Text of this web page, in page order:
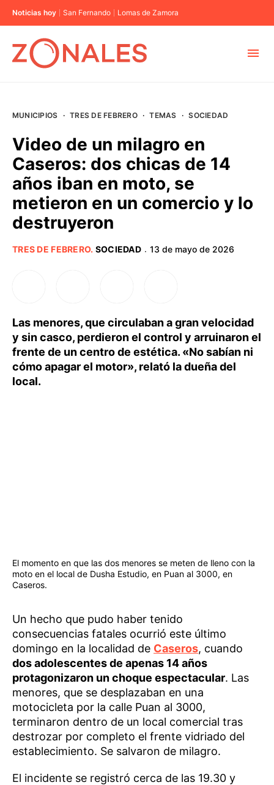
Noticias hoy San Fernando Lomas de Zamora
BUENOS AIRES
PROVINCIAS
MUNICIPIOS · TRES DE FEBRERO · TEMAS · SOCIEDAD
Video de un milagro en
Caseros: dos chicas de 14
años iban en moto, se
metieron en un comercio y lo
destruyeron
TRES DE FEBRERO. SOCIEDAD · 13 de mayo de 2026
Las menores, que circulaban a gran velocidad
y sin casco, perdieron el control y arruinaron el
frente de un centro de estética. «No sabían ni
cómo apagar el motor», relató la dueña del
local.
El momento en que las dos menores se meten de lleno con la
moto en el local de Dusha Estudio, en Puan al 3000, en
Caseros.
Un hecho que pudo haber tenido
consecuencias fatales ocurrió este último
domingo en la localidad de Caseros, cuando
dos adolescentes de apenas 14 años
protagonizaron un choque espectacular. Las
menores, que se desplazaban en una
motocicleta por la calle Puan al 3000,
terminaron dentro de un local comercial tras
destrozar por completo el frente vidriado del
establecimiento. Se salvaron de milagro.
El incidente se registró cerca de las 19.30 y